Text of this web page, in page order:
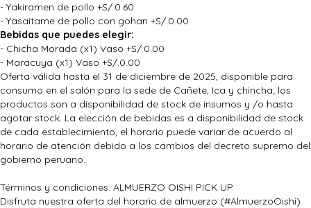
- Yakiramen de pollo +S/.0.60
- Yasaitame de pollo con gohan +S/.0.00
Bebidas que puedes elegir:
- Chicha Morada (x1) Vaso +S/.0.00
- Maracuya (x1) Vaso +S/.0.00
Oferta válida hasta el 31 de diciembre de 2025, disponible para
consumo en el salón para la sede de Cañete, Ica y chincha; los
productos son a disponibilidad de stock de insumos y /o hasta
agotar stock. La elección de bebidas es a disponibilidad de stock
de cada establecimiento, el horario puede variar de acuerdo al
horario de atención debido a los cambios del decreto supremo del
gobierno peruano.
Términos y condiciones: ALMUERZO OISHI PICK UP
Disfruta nuestra oferta del horario de almuerzo (#AlmuerzoOishi)